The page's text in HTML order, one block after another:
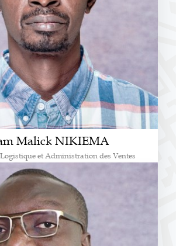
Malick NIKIEMA
et Administration des Ventes